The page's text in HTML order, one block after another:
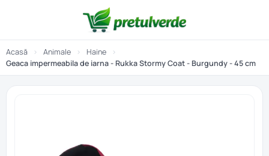
Acasă › Animale › Haine
›
Geaca impermeabila de iarna - Rukka Stormy Coat - Burgundy - 45 cm